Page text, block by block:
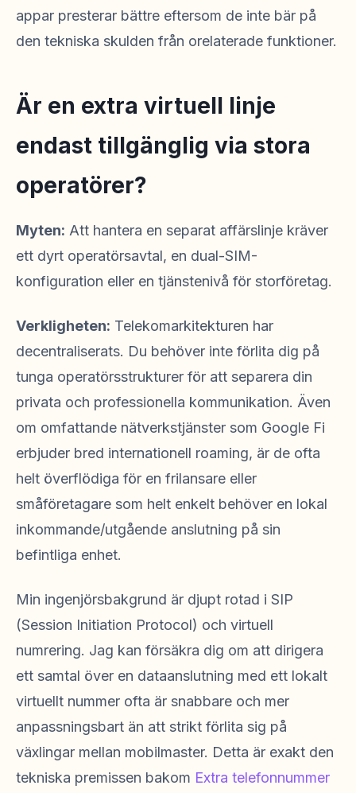
appar presterar bättre eftersom de inte bär på
den tekniska skulden från orelaterade funktioner.
Är en extra virtuell linje
endast tillgänglig via stora
operatörer?
Myten: Att hantera en separat affärslinje kräver
ett dyrt operatörsavtal, en dual-SIM-
konfiguration eller en tjänstenivå för storföretag.
Verkligheten: Telekomarkitekturen har
decentraliserats. Du behöver inte förlita dig på
tunga operatörsstrukturer för att separera din
privata och professionella kommunikation. Även
om omfattande nätverkstjänster som Google Fi
erbjuder bred internationell roaming, är de ofta
helt överflödiga för en frilansare eller
småföretagare som helt enkelt behöver en lokal
inkommande/utgående anslutning på sin
befintliga enhet.
Min ingenjörsbakgrund är djupt rotad i SIP
(Session Initiation Protocol) och virtuell
numrering. Jag kan försäkra dig om att dirigera
ett samtal över en dataanslutning med ett lokalt
virtuellt nummer ofta är snabbare och mer
anpassningsbart än att strikt förlita sig på
växlingar mellan mobilmaster. Detta är exakt den
tekniska premissen bakom Extra telefonnummer